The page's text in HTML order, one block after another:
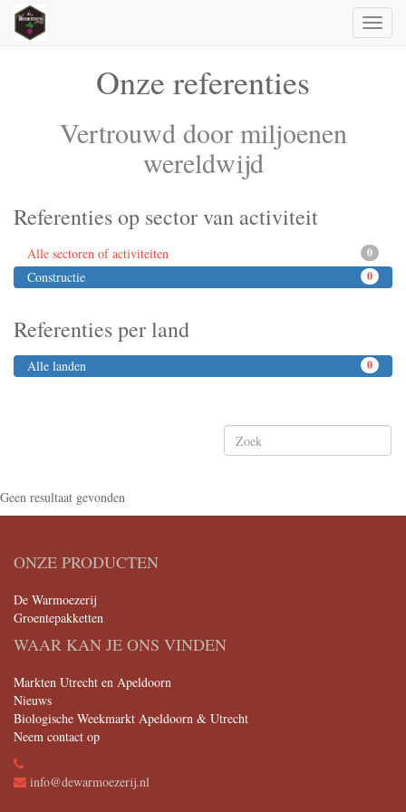
Toggle
Onze referenties
Vertrouwd door miljoenen
wereldwijd
Referenties op sector van activiteit
0
Alle sectoren of activiteiten
0
Constructie
Referenties per land
0
Alle landen
Geen resultaat gevonden
ONZE PRODUCTEN
De Warmoezerij
Groentepakketten
WAAR KAN JE ONS VINDEN
Markten Utrecht en Apeldoorn
Nieuws
Biologische Weekmarkt Apeldoorn & Utrecht
Neem contact op
info@dewarmoezerij.nl